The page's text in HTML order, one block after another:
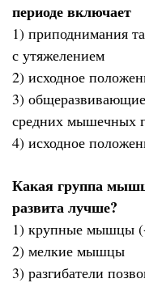
периоде включает
1) приподнимания
с утяжелением
2) исходное
3)
средних мышечных
4) исходное
Какая группа мышц
развита лучше?
1) крупные мышцы
2) мелкие мышцы
3) разгибатели